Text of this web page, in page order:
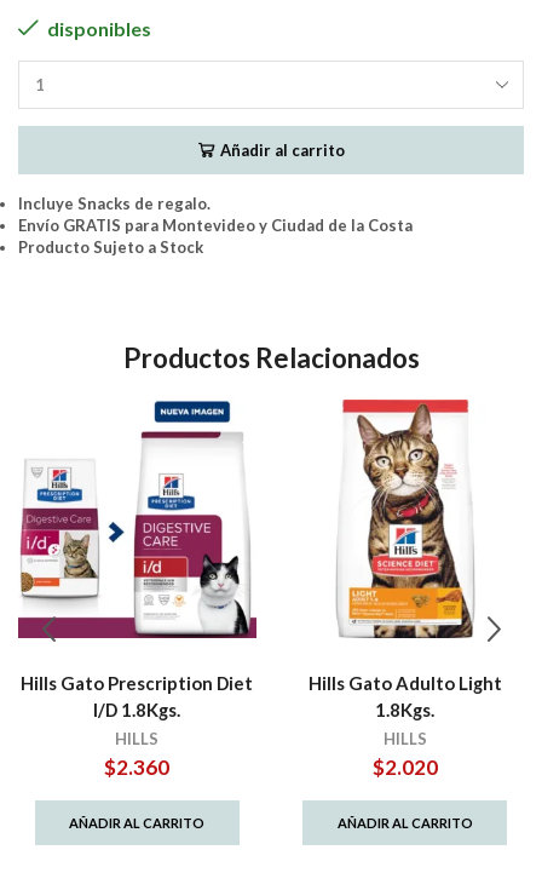
disponibles
CASTRADOS
cantidad
Añadir al carrito
Incluye Snacks de regalo.
Envío GRATIS para Montevideo y Ciudad de la Costa
Producto Sujeto a Stock
Productos Relacionados
Hills Gato Prescription Diet
I/D 1.8Kgs.
HILLS
$2.360
AÑADIR AL CARRITO
Hills Gato Adulto Light
1.8Kgs.
HILLS
$2.020
AÑADIR AL CARRITO